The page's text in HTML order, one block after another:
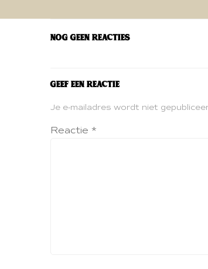
navigatie
Nog geen reacties
Geef een reactie
Je e-mailadres wordt niet
Reactie *